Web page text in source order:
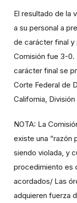
El resultado de la
a su personal a
de carácter final y
Comisión fue 3-0.
carácter final se
Corte Federal de
California,
NOTA: La
existe una “razón
siendo violada, y
procedimiento es
acordados/ Las
adquieren fuerza